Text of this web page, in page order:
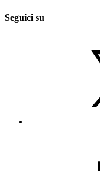
Seguici su